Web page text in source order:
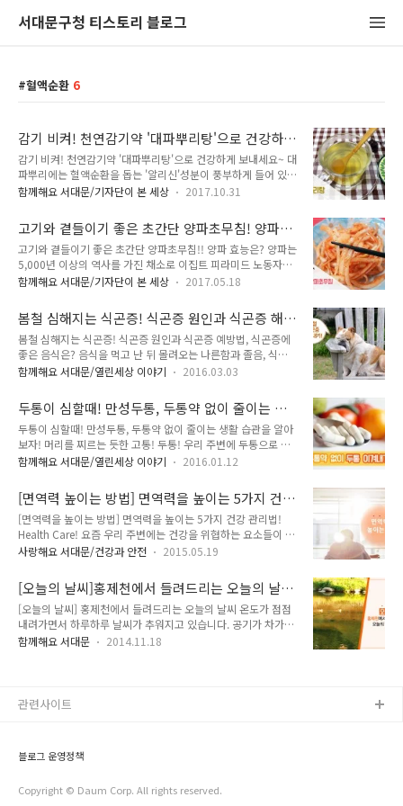
서대문구청 티스토리 블로그
혈액순환 6
감기 비켜! 천연감기약 '대파뿌리탕'으로 건강하
게 보내세요~
감기 비켜! 천연감기약 '대파뿌리탕'으로 건강하게 보내세요~ 대
파뿌리에는 혈액순환을 돕는 '알리신'성분이 풍부하게 들어 있으
며, 폴리페놀이 잎이나 줄기 보다 두 배로 많답니다. 한의학에서
고열을 치료하는 약재로 쓰이지요. 아침저녁으로 제법 선선해져
서 일교차가 큰데요. 이럴 때 감기에 걸리기 쉽죠! 대파뿌리를 이
용하여 천연감기약을 만들어 보세요. 이 레시피는 KBS '무엇이
든 물어보세요'에서 따라한 레시피입니다. 천연감기약 재료 재료
대파뿌리 3-4대, 생강1쪽, 대추6개, 물1과1/2컵 등 재료도 간단
다!! ​ 먼저 대파뿌리를 베이킹소다에 3분 정도 담갔다가 흐르는
물에 씻어주세..
함께해요 서대문/기자단이 본 세상 2017.10.31
고기와 곁들이기 좋은 초간단 양파초무침! 양파
효능은?
고기와 곁들이기 좋은 초간단 양파초무침!! 양파 효능은? 양파는
5,000년 이상의 역사를 가진 채소로 이집트 피라미드 노동자들
이 양파즙을 마셔서 체력을 강화했다는 기록이 있을 만큼 피로회
를 반찬으로 해먹거나 차처럼 수시로 마셔주면 건강에 더없이 좋
답니다. 오늘은 초간단 양파초무침을 만들어 보겠습니다. 양파초
무침 재료 재료 양파 1개(200g), 고운 고추가루 1/2큰술, 간장
1/2큰술, 까나리액젓 1/2큰술, 식초 1/2큰술, 매실액 1큰술, 통
깨 1/2큰술 등 큰 양파 한 개면 200g 정도 됩니다. 곱게 채썰어
빼줍니다. 양념장은 고운 고추가루 1/2큰술, 간장 1/2큰술, 까
나..
함께해요 서대문/기자단이 본 세상 2017.05.18
봄철 심해지는 식곤증! 식곤증 원인과 식곤증 해
결법, 식곤증에 좋은 음식은?
봄철 심해지는 식곤증! 식곤증 원인과 식곤증 예방법, 식곤증에
좋은 음식은? 음식을 먹고 난 뒤 몰려오는 나른함과 졸음, 식곤
증! 다들 경험해보셨죠? 날씨가 따뜻해지는 봄이 오면서 더욱 심
수 있을까요? TONG지기와 함께 식곤증에 대해 알아볼까요!!
^^ :: 신곤증 원인 신곤증의 원인으로는 뇌의 산소 공급 부족이
주된 원인이에요. 음식을 섭취하고 나서 우리몸은 소화를 시키기
위해 소화기관으로 혈액이 몰리게 됩니다. 그로인해 뇌로 가는
혈액이 감소되고 자연스럽게 산소 공급도 충분히 되지 못해 잠이
물! 평소 먹는 양보다 적게 먹는 것이 도움이 됩니다. 탄수화물
보다는 단백질과 ..
함께해요 서대문/열린세상 이야기 2016.03.03
두통이 심할때! 만성두통, 두통약 없이 줄이는 생
활 습관을 알아보자!
두통이 심할때! 만성두통, 두통약 없이 줄이는 생활 습관을 알아
보자! 머리를 찌르는 듯한 고통! 두통! 우리 주변에 두통으로 고
생하시는 분들을 쉽게 볼 수 있는데요. 두통이 지속적으로 반복
정확한 진단을 받아 원인을 찾고 치료하는 것이 무엇보다 중요해
요! 두통을 방치하다 보면 만성으로 이어질 수 있답니다. 약으로
버티는 것도 한계가 있고요! 두통약은 근복적인 치료가 아니랍
니다. 그렇다면 두통을 줄일 수 있는 방법은 없을까요? 지금부터
TONG지기와 함께 알아봐요~ 두통 원인 신경을 쓰거나, 체했을
니다. 누구에나 흔한 질병이기도 하지만 방치하면 심각한 수준으
로 발전하게 됩니다. - ..
함께해요 서대문/열린세상 이야기 2016.01.12
[면역력 높이는 방법] 면역력을 높이는 5가지 건
강 관리법! Health Care!
[면역력을 높이는 방법] 면역력을 높이는 5가지 건강 관리법!
Health Care! 요즘 우리 주변에는 건강을 위협하는 요소들이 너
무 많죠!! 온갖 세균과 바이러스, 불규칙적인 생활과 식습관으로
리는 요소가 너무 많아요! 이러한 요소들로 부터 여러분은 어떻
게 대비하고 계신가요? 면역력이 강하면 이러한 상황에서도 건
강을 지킬 수 있겠죠! 감기와 같은 질병에 잘 걸리지 않게되요!
혹시 걸리더라도 빨리 나을 수 있겠죠! 이렇게 중요한 면역력!!
어떻게 높일 수 있을까요? 지기와 함께 면역력을 높이는 건강관
사랑해요 서대문/건강과 안전 2015.05.19
[오늘의 날씨]홍제천에서 들려드리는 오늘의 날
씨!
[오늘의 날씨] 홍제천에서 들려드리는 오늘의 날씨 온도가 점점
내려가면서 하루하루 날씨가 추워지고 있습니다. 공기가 차가운
아침입니다. 오늘 오전 '홍제천'에서 날씨예보가 있었어요~
네요~ 뿌듯합니다^^ 날씨는 초겨울 추위가 찾아왔네요, 전국 곳
에는 쾌청한 하늘과 함께하는 날이 되어 옷차림만 유의하신다면
함께해요 서대문 2014.11.18
블로그 운영정책
Copyright © Daum Corp. All rights reserved.
관련사이트